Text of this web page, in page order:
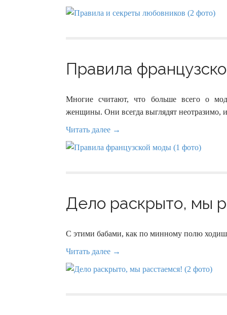
Правила
Многие считают, что больше всего о
женщины. Они всегда выглядят неотразимо,
Читать далее →
Дело раскрыто, мы
С этими бабами, как по минному полю
Читать далее →